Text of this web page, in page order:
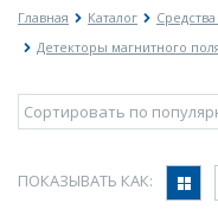
Главная Каталог
Детекторы магнитного
ПОКАЗЫВАТЬ КАК: